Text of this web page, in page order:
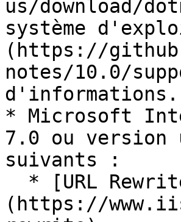
us/download/
système
(https://
notes/10.0/
d'informations.
* Microsoft
7.0 ou
suivants :
(https://